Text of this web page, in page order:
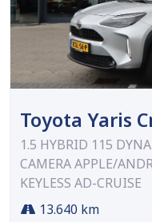
Toyota Yaris
1.5 HYBRID 115
CAMERA APPLE/
KEYLESS AD-CRUISE
13.640 km